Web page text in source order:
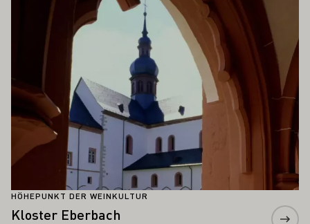
HÖHEPUNKT DER WEINKULTUR
Kloster Eberbach